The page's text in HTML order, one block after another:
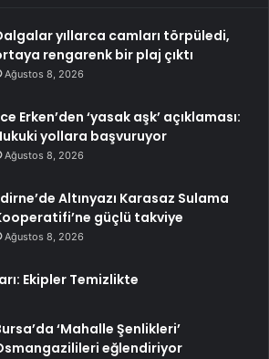
yıllarca camları törpüledi,
rengarenk bir plaj çıktı
Ağustos 8, 2026
Erken’den ‘yasak aşk’ açıklaması:
yollara başvuruyor
Ağustos 8, 2026
Altınyazı Karasaz Sulama
güçlü takviye
Ağustos 8, 2026
Ekipler Temizlikte
‘Mahalle Şenlikleri’
eğlendiriyor